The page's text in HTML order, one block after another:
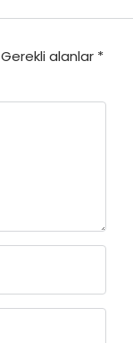
Gerekli alanlar *